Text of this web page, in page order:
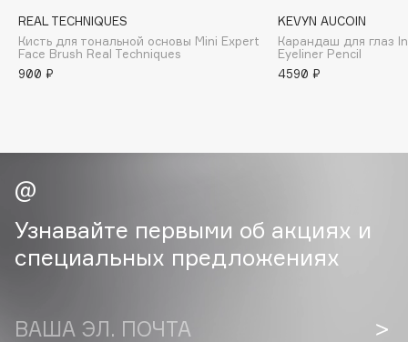
Brunello Cucinelli
Bvlgari
by TERRY
C
Cadence
Capelli Dorati
Carolina Herrera
REAL TECHNIQUES
Кисть для тональной основы Mini Expert
Face Brush Real Techniques
900 ₽
KEVYN AUCOIN
Карандаш для глаз
Eyeliner Pencil
4590 ₽
Узнавайте первыми об акциях и
специальных предложениях
ВАША ЭЛ. ПОЧТА